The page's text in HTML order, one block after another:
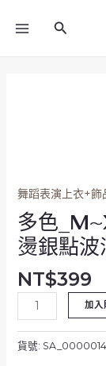
搜
舞蹈表演上衣+飾
多色
燙銀點
NT$399
肩
燙
銀
點
波
浪
朵
加入
貨號: